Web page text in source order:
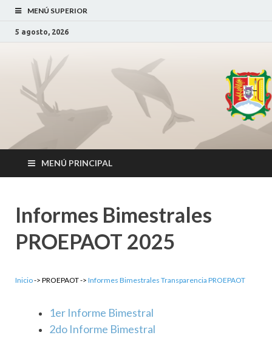
MENÚ SUPERIOR
5 agosto, 2026
Secretaría de
Desarrollo
Sustentable
SDS Nayarit
_
MENÚ PRINCIPAL
Informes Bimestrales
PROEPAOT 2025
Inicio-> PROEPAOT -> Informes Bimestrales Transparencia PROEPAOT
1er Informe Bimestral
2do Informe Bimestral